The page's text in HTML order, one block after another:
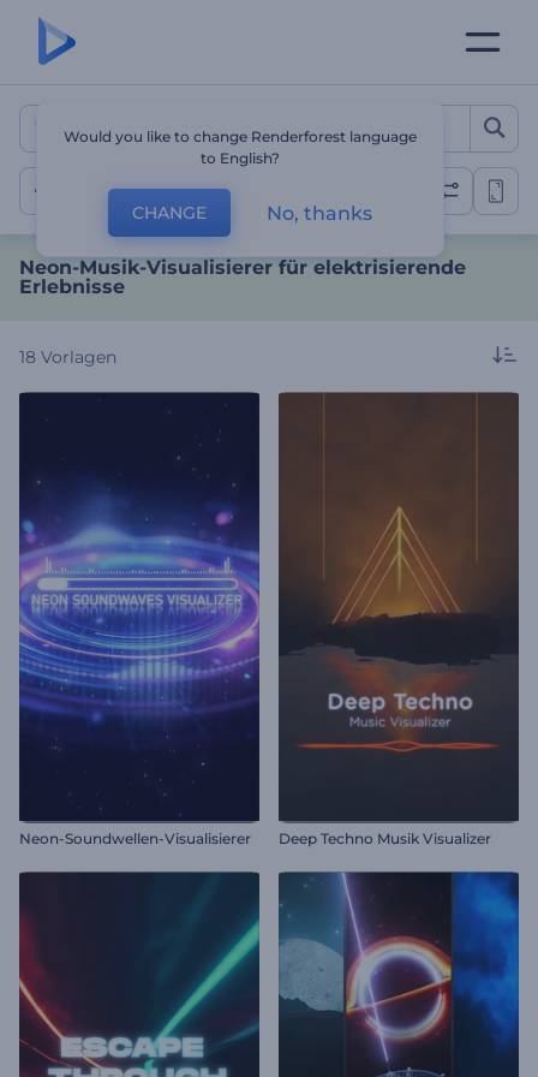
Neon-Musik-Visualisierer
Neon-Musik-Visualisierer für elektrisierende
Erlebnisse
18 Vorlagen
Neon-Soundwellen-Visualisierer Deep Techno Musik Visualizer
Would you like to change Renderforest language
to English?
CHANGE No, thanks